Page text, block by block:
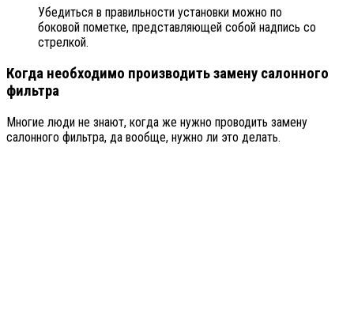
Убедиться в правильности установки можно по
боковой пометке, представляющей собой надпись со
стрелкой.
Когда необходимо производить замену салонного
фильтра
Многие люди не знают, когда же нужно проводить замену
салонного фильтра, да вообще, нужно ли это делать.